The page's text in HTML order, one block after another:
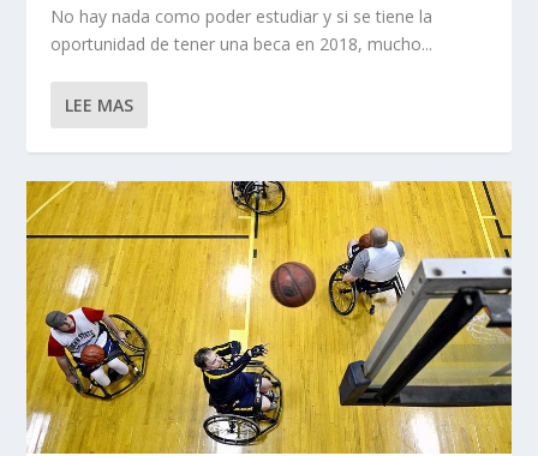
No hay nada como poder estudiar y si se tiene la
oportunidad de tener una beca en 2018, mucho...
LEE MAS